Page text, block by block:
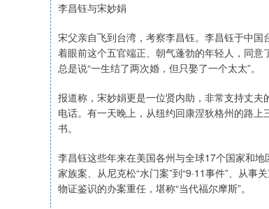
李昌钰与宋妙娟
宋父亲自飞到台湾，考察李昌钰。李昌钰于中国
着眼前这个五官端正、朝气蓬勃的年轻人，同
总是说“一生结了两次婚，但只娶了一个太太”。
报道称，宋妙娟更是一位贤内助，非常支持丈
电话。有一天晚上，从纽约回康涅狄格州的路
书。
李昌钰这些年来在美国各州与全球17个国家和
家族案、从尼克松“水门案”到“9·11事件”、从
物证鉴识的办案重任，堪称“当代福尔摩斯”。